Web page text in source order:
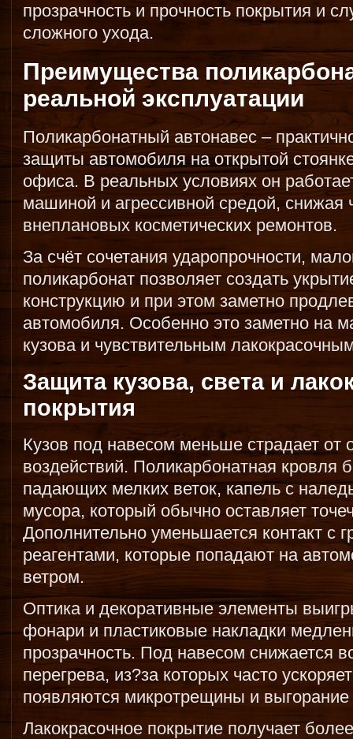
прозрачность и прочность покрытия и
сложного ухода.
Преимущества
реальной эксплуатации
Поликарбонатный автонавес –
защиты автомобиля на открытой
офиса. В реальных условиях он
машиной и агрессивной средой, снижая
внеплановых косметических ремонтов.
За счёт сочетания ударопрочности,
поликарбонат позволяет создать
конструкцию и при этом заметно
автомобиля. Особенно это заметно на
кузова и чувствительным
Защита кузова, света и
покрытия
Кузов под навесом меньше страдает от
воздействий. Поликарбонатная кровля
падающих мелких веток, капель с
мусора, который обычно оставляет
Дополнительно уменьшается контакт с
реагентами, которые попадают на
ветром.
Оптика и декоративные элементы
фонари и пластиковые накладки
прозрачность. Под навесом снижается
перегрева, из?за которых часто
появляются микротрещины и выгорание
Лакокрасочное покрытие получает